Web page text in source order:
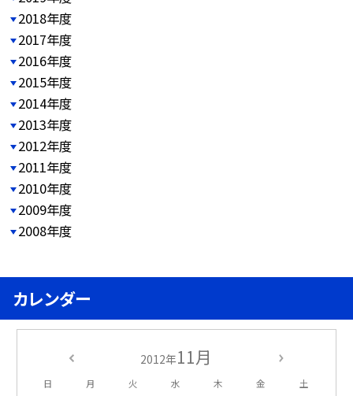
2018年度
2017年度
2016年度
2015年度
2014年度
2013年度
2012年度
2011年度
2010年度
2009年度
2008年度
カレンダー
2012年11月
日 月 火 水 木 金 土